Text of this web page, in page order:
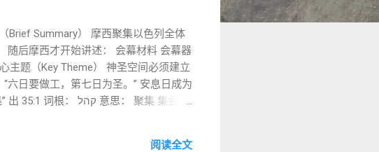
Summary） 摩西聚集以色列全体
主题（Key Theme） 神圣空间必须建立
六日要做工，第七日为圣。” 安息日成为
阅读全文